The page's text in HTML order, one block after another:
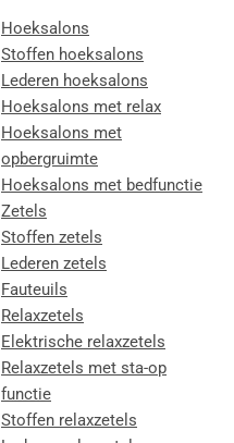
Hoeksalons
Stoffen hoeksalons
Lederen hoeksalons
Hoeksalons met relax
Hoeksalons met
opbergruimte
Hoeksalons met bedfunctie
Zetels
Stoffen zetels
Lederen zetels
Fauteuils
Relaxzetels
Elektrische relaxzetels
Relaxzetels met sta-op
functie
Stoffen relaxzetels